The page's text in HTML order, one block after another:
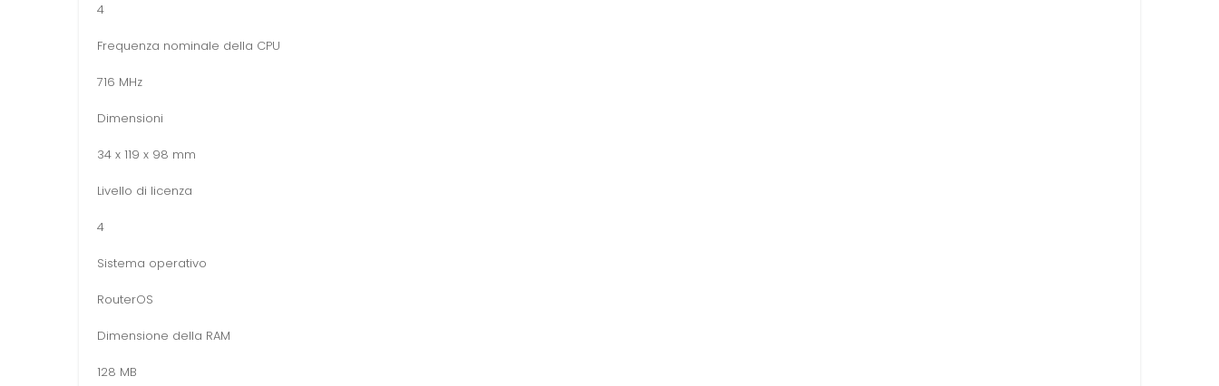
4
Frequenza nominale della CPU
716 MHz
Dimensioni
34 x 119 x 98 mm
Livello di licenza
4
Sistema operativo
RouterOS
Dimensione della RAM
128 MB